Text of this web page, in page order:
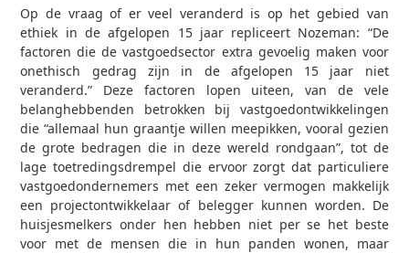
Op de vraag of er veel veranderd is op het gebied van
ethiek in de afgelopen 15 jaar repliceert Nozeman: “De
factoren die de vastgoedsector extra gevoelig maken voor
onethisch gedrag zijn in de afgelopen 15 jaar niet
veranderd.” Deze factoren lopen uiteen, van de vele
belanghebbenden betrokken bij vastgoedontwikkelingen
die “allemaal hun graantje willen meepikken, vooral gezien
de grote bedragen die in deze wereld rondgaan”, tot de
lage toetredingsdrempel die ervoor zorgt dat particuliere
vastgoedondernemers met een zeker vermogen makkelijk
een projectontwikkelaar of belegger kunnen worden. De
huisjesmelkers onder hen hebben niet per se het beste
voor met de mensen die in hun panden wonen, maar